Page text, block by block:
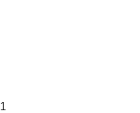
1